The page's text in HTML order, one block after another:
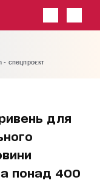
- спецпроєкт
для
понад 400